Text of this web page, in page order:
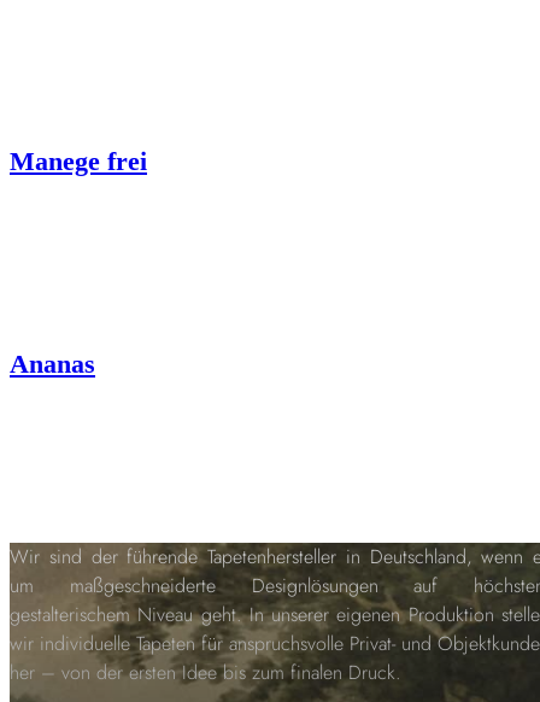
Manege frei
Ananas
Wir sind der führende Tapetenhersteller in Deutschland, wenn
um maßgeschneiderte Designlösungen auf
gestalterischem Niveau geht. In unserer eigenen Produktion
wir individuelle Tapeten für anspruchsvolle Privat- und
her – von der ersten Idee bis zum finalen Druck.